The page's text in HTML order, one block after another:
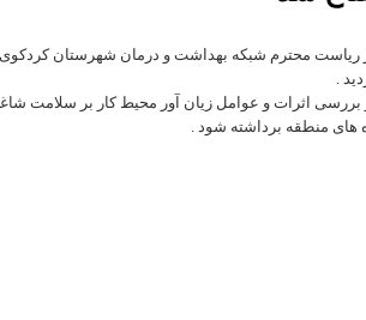
دولتی مرکز بهداشت شهرستان کردکوی در مورخه 8/2/97 با حضور ریاست محترم شبکه
.
اثرات و عوامل زیان آور محیط کار بر سلامت
های منطقه برداشته شود .